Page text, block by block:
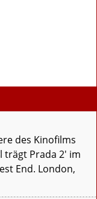
des Kinofilms
trägt Prada 2' im
End. London,